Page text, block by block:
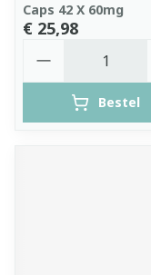
Caps 42 X 60mg
€ 25,98
Bestel